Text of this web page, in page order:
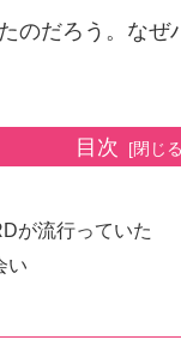
のだろう。な
目次
が流行っていた
い